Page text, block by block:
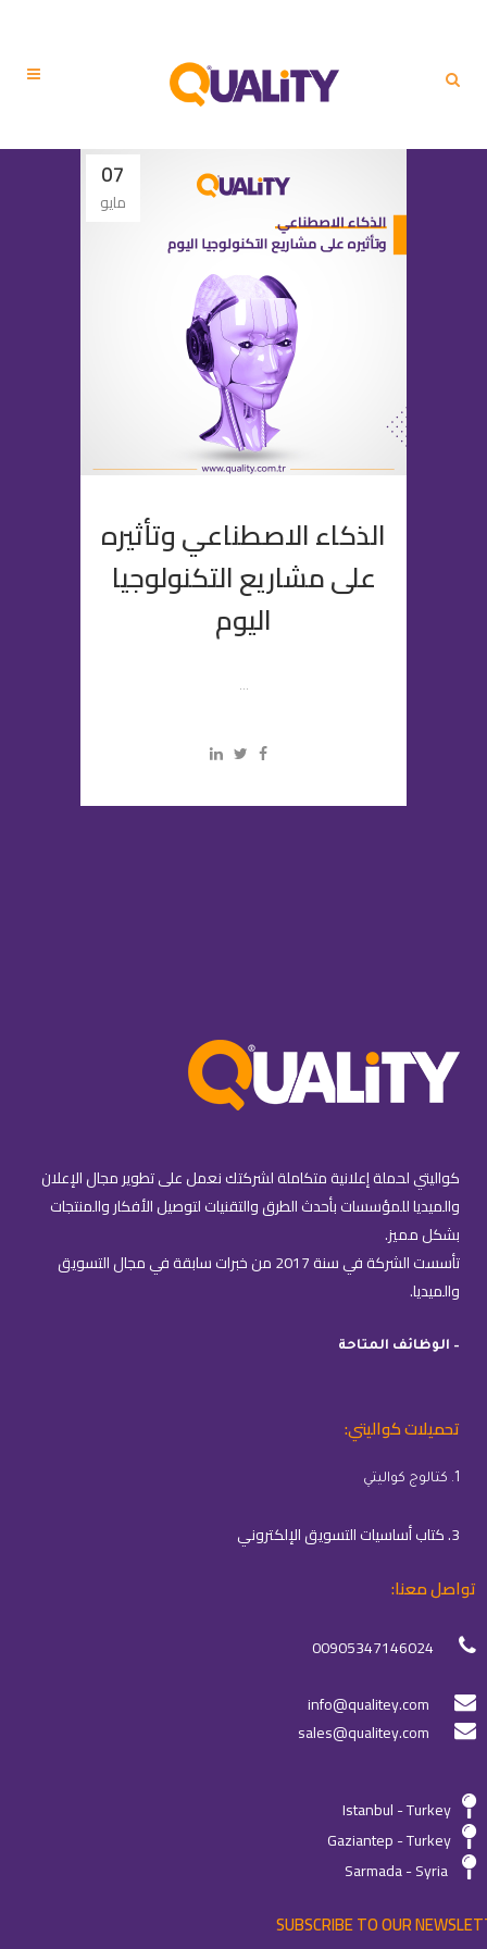
07
مايو
الذكاء الاصطناعي وتأثيره
على مشاريع التكنولوجيا
اليوم
...
كواليتي لحملة إعلانية متكاملة لشركتك نعمل على تطوير مجال الإعلان
والميديا للمؤسسات بأحدث الطرق والتقنيات لتوصيل الأفكار والمنتجات
بشكل مميز.
تأسست الشركة في سنة 2017 من خبرات سابقة في مجال التسويق
والميديا.
– الوظائف المتاحة
تحميلات كواليتي:
1. كتالوج كواليتي
3. كتاب أساسيات التسويق الإلكتروني
تواصل معنا:
00905347146024
info@qualitey.com
sales@qualitey.com
Istanbul - Turkey
Gaziantep - Turkey
Sarmada - Syria
SUBSCRIBE TO OUR